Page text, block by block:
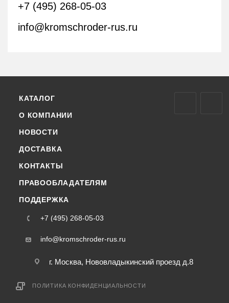
+7 (495) 268-05-03
info@kromschroder-rus.ru
КАТАЛОГ
О КОМПАНИИ
НОВОСТИ
ДОСТАВКА
КОНТАКТЫ
ПРАВООБЛАДАТЕЛЯМ
ПОДДЕРЖКА
+7 (495) 268-05-03
info@kromschroder-rus.ru
г. Москва, Нововладыкинский проезд д.8
ПОЛИТИКА КОНФИДЕНЦИАЛЬНОСТИ